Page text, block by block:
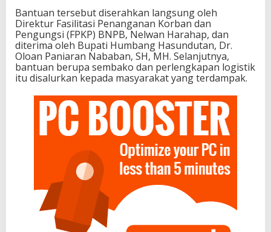
Bantuan tersebut diserahkan langsung oleh
Direktur Fasilitasi Penanganan Korban dan
Pengungsi (FPKP) BNPB, Nelwan Harahap, dan
diterima oleh Bupati Humbang Hasundutan, Dr.
Oloan Paniaran Nababan, SH, MH. Selanjutnya,
bantuan berupa sembako dan perlengkapan logistik
itu disalurkan kepada masyarakat yang terdampak.